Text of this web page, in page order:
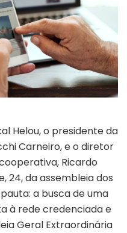
Helou, o presidente da
Carneiro, e o diretor
Ricardo
24, da assembleia dos
a busca de uma
à rede credenciada e
Geral Extraordinária